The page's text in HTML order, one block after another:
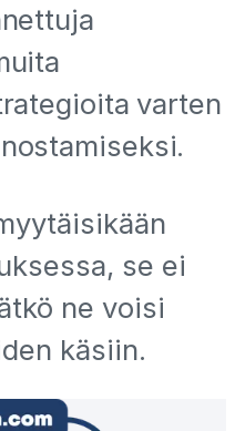
varten
se ei
ne voisi
käsiin.